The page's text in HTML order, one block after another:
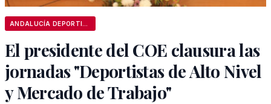
El presidente del COE clausura las
jornadas "Deportistas de Alto Nivel
y Mercado de Trabajo"